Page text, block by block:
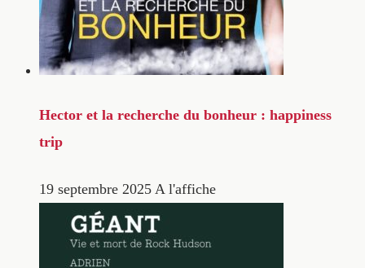
Hector et la recherche du bonheur : happiness
trip
19 septembre 2025 A l'affiche